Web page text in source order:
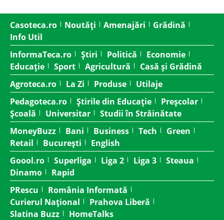
Casoteca.ro Noutăți Amenajări
Grădină
Info Util
InformaTeca.ro
Știri Politică
Economie
Educație
Sport Agricultură
Casă și Grădină
Agroteca.ro
La Zi Produse
Utilaje
Pedagoteca.ro
Știrile din Educație
Preșcolar
Școală
Universitar
Studii în Străinătate
MoneyBuzz
Bani Business Tech
Green
Retail
București
English
Goool.ro
Superliga Liga 2 Liga 3
Steaua
Dinamo
Rapid
PRescu
România Informată
Curierul Național
Prahova Liberă
Slatina Buzz
HomeTalks